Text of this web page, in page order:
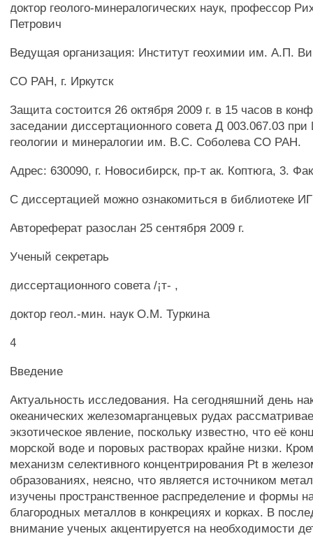
доктор геолого-минералогических наук, профессор
Петрович
Ведущая организация: Институт геохимии им. А.П.
СО РАН, г. Иркутск
Защита состоится 26 октября 2009 г. в 15 часов в
заседании диссертационного совета Д 003.067.03 при
геологии и минералогии им. B.C. Соболева СО РАН.
Адрес: 630090, г. Новосибирск, пр-т ак. Коптюга, 3.
С диссертацией можно ознакомиться в библиотеке
Автореферат разослан 25 сентября 2009 г.
Ученый секретарь
диссертационного совета /¡т- ,
доктор геол.-мин. наук О.М. Туркина
4
Введение
Актуальность исследования. На сегодняшний день
океанических железомарганцевых рудах
экзотическое явление, поскольку известно, что её
морской воде и поровых растворах крайне низки.
механизм селективного концентрирования Pt в
образованиях, неясно, что является источником
изучены пространственное распределение и формы
благородных металлов в конкрециях и корках. В
внимание ученых акцентируется на необходимости